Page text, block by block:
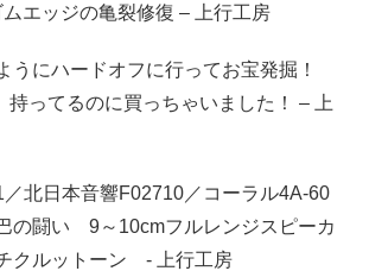
エッジの亀裂修復 – 上行工房
うにハードオフに行ってお宝発掘！
ってるのに買っちゃいました！ – 上
北日本音響F02710／コーラル4A-60
の闘い 9～10cmフルレンジスピーカ
クルットーン - 上行工房